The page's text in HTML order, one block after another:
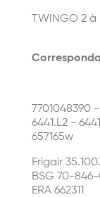
TWINGO 2
7701048390
6441.L2 -
657165w
Frigair
BSG 70-
ERA 662311